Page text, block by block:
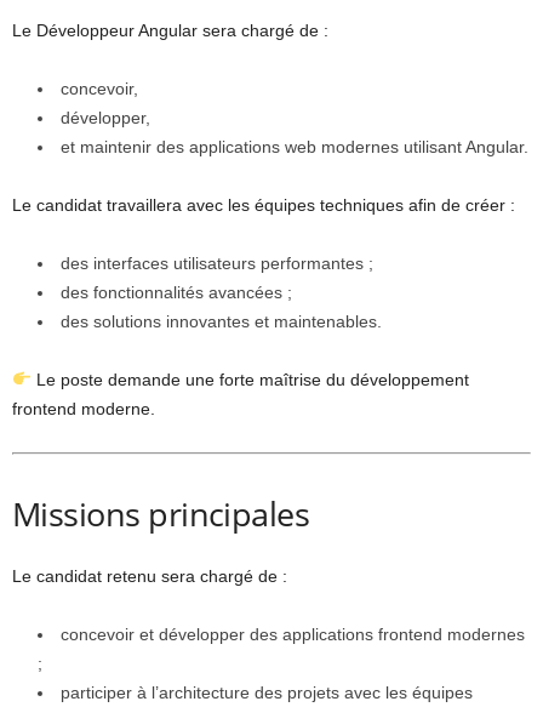
Le Développeur Angular sera chargé de :
concevoir,
développer,
et maintenir des applications web modernes utilisant Angular.
Le candidat travaillera avec les équipes techniques afin de créer :
des interfaces utilisateurs performantes ;
des fonctionnalités avancées ;
des solutions innovantes et maintenables.
Le poste demande une forte maîtrise du développement
frontend moderne.
Missions principales
Le candidat retenu sera chargé de :
concevoir et développer des applications frontend modernes
;
participer à l’architecture des projets avec les équipes